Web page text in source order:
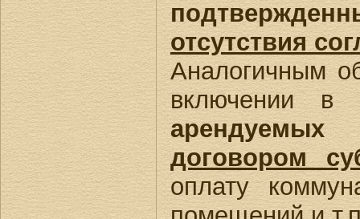
отсутствия
Аналогичным
включении
договором
оплату